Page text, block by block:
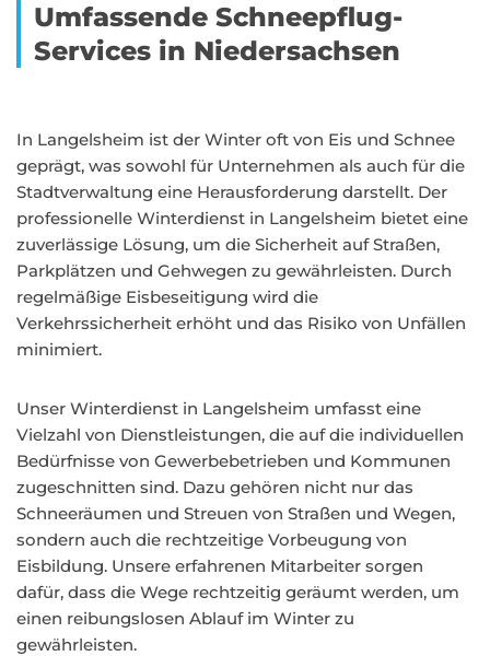
Umfassende Schneepflug-
Services in Niedersachsen
In Langelsheim ist der Winter oft von Eis und Schnee
geprägt, was sowohl für Unternehmen als auch für die
Stadtverwaltung eine Herausforderung darstellt. Der
professionelle Winterdienst in Langelsheim bietet eine
zuverlässige Lösung, um die Sicherheit auf Straßen,
Parkplätzen und Gehwegen zu gewährleisten. Durch
regelmäßige Eisbeseitigung wird die
Verkehrssicherheit erhöht und das Risiko von Unfällen
minimiert.
Unser Winterdienst in Langelsheim umfasst eine
Vielzahl von Dienstleistungen, die auf die individuellen
Bedürfnisse von Gewerbebetrieben und Kommunen
zugeschnitten sind. Dazu gehören nicht nur das
Schneeräumen und Streuen von Straßen und Wegen,
sondern auch die rechtzeitige Vorbeugung von
Eisbildung. Unsere erfahrenen Mitarbeiter sorgen
dafür, dass die Wege rechtzeitig geräumt werden, um
einen reibungslosen Ablauf im Winter zu
gewährleisten.